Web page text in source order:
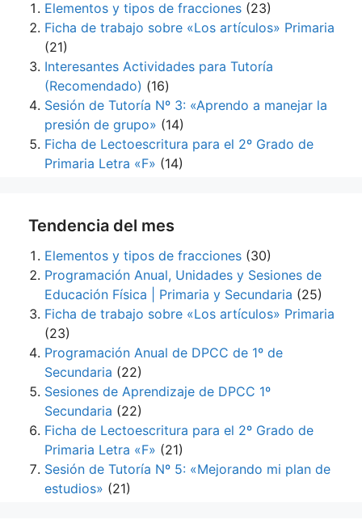
Elementos y tipos de fracciones (23)
Ficha de trabajo sobre «Los artículos» Primaria
(21)
Interesantes Actividades para Tutoría
(Recomendado) (16)
Sesión de Tutoría Nº 3: «Aprendo a manejar la
presión de grupo» (14)
Ficha de Lectoescritura para el 2º Grado de
Primaria Letra «F» (14)
Tendencia del mes
Elementos y tipos de fracciones (30)
Programación Anual, Unidades y Sesiones de
Educación Física | Primaria y Secundaria (25)
Ficha de trabajo sobre «Los artículos» Primaria
(23)
Programación Anual de DPCC de 1º de
Secundaria (22)
Sesiones de Aprendizaje de DPCC 1º
Secundaria (22)
Ficha de Lectoescritura para el 2º Grado de
Primaria Letra «F» (21)
Sesión de Tutoría Nº 5: «Mejorando mi plan de
estudios» (21)